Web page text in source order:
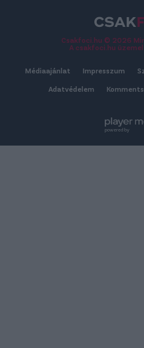
Csakfoci.hu © 2026
A csakfoci.hu
Médiaajánlat Impresszum
Adatvédelem
powered by